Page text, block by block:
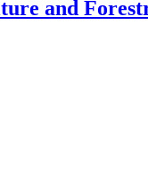
and